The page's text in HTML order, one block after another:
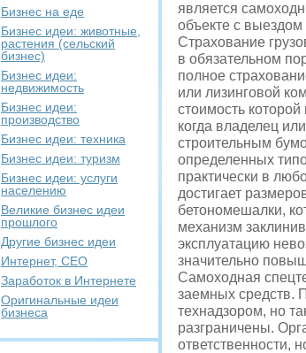
Бизнес на еде
Бизнес идеи: животные,
растения (сельский
бизнес)
Бизнес идеи:
недвижимость
Бизнес идеи:
производство
Бизнес идеи: техника
Бизнес идеи: туризм
Бизнес идеи: услуги
населению
Великие бизнес идеи
прошлого
Другие бизнес идеи
Интернет, СЕО
Заработок в Интернете
Оригинальные идеи
бизнеса
является
объекте с выездом
Страхование
в обязательном
полное
или лизинговой
стоимость
когда владелец
строительным
определенных
практически в
достигает
бетономешалки,
механизм
эксплуатацию
значительно
Самоходная
заемных средств.
технадзором, но
разграничены.
ответственности,